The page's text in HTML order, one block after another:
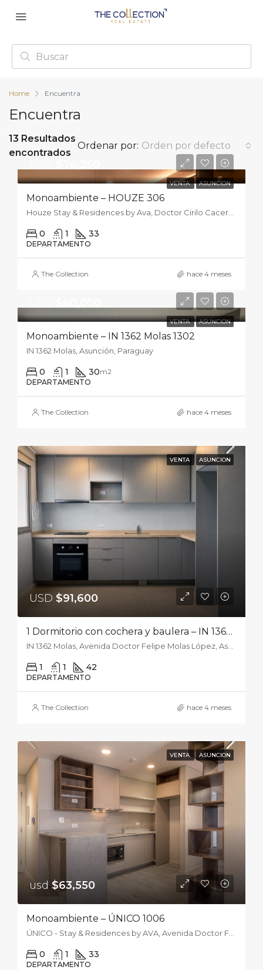
Home Encuentra
Encuentra
13 Resultados
encontrados
Ordenar por: Orden por defecto
VENTA ASUNCION
Monoambiente – HOUZE 306
0 1 33
DEPARTAMENTO
The Collection hace 4 meses
VENTA ASUNCION
Monoambiente – IN 1362 Molas 1302
IN 1362 Molas, Asunción, Paraguay
0 1 30m2
DEPARTAMENTO
The Collection hace 4 meses
VENTA ASUNCION
USD $91,600
1 Dormitorio con cochera y baulera – IN 1362 Molas 1301
1 1 42
DEPARTAMENTO
The Collection hace 4 meses
VENTA ASUNCION
usd$63,550
Monoambiente – ÚNICO 1006
ÚNICO - Stay & Residences by AVA, Avenida Doctor Felipe Molas López, Asunción, Paraguay
0 1 33
DEPARTAMENTO